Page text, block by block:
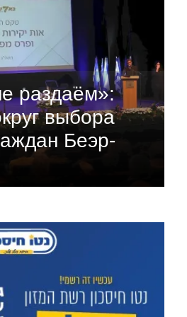
раздаём»:
выбора
Беэр-